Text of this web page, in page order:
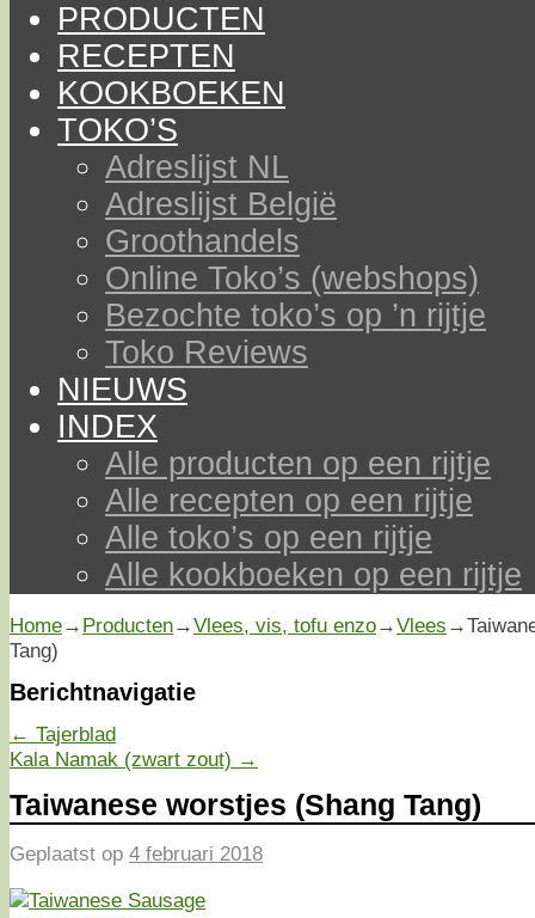
PRODUCTEN
RECEPTEN
KOOKBOEKEN
TOKO’S
Adreslijst NL
Adreslijst België
Groothandels
Online Toko’s (webshops)
Bezochte toko’s op ’n rijtje
Toko Reviews
NIEUWS
INDEX
Alle producten op een rijtje
Alle recepten op een rijtje
Alle toko’s op een rijtje
Alle kookboeken op een rijtje
Home→ Producten→Vlees, vis, tofu enzo→Vlees →
Tang)
Berichtnavigatie
← Tajerblad
Kala Namak (zwart zout) →
Taiwanese worstjes (Shang Tang)
Geplaatst op 4 februari 2018